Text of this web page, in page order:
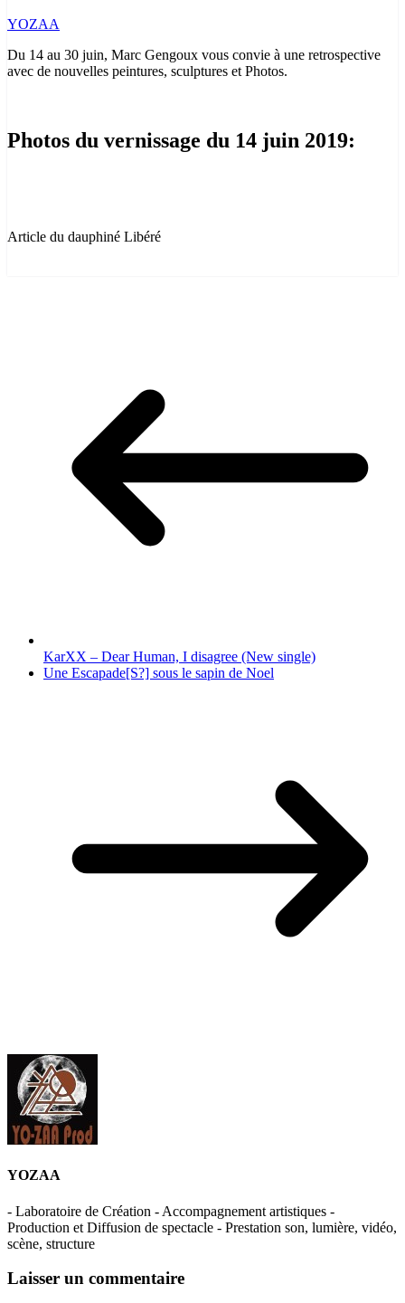
YOZAA
Du 14 au 30 juin, Marc Gengoux vous convie à une retrospective
avec de nouvelles peintures, sculptures et Photos.
Photos du vernissage du 14 juin 2019:
Article du dauphiné Libéré
KarXX – Dear Human, I disagree (New single)
Une Escapade[S?] sous le sapin de Noel
YOZAA
- Laboratoire de Création - Accompagnement artistiques -
Production et Diffusion de spectacle - Prestation son, lumière, vidéo,
scène, structure
Laisser un commentaire